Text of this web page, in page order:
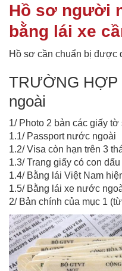
Hồ sơ người
bằng lái xe
Hồ sơ cần chuẩn bị được
TRƯỜNG
ngoài
1/ Photo 2 bản các giấy tờ
1.1/ Passport nước ngoài
1.2/ Visa còn hạn trên 3
1.3/ Trang giấy có con
1.4/ Bằng lái Việt Nam
1.5/ Bằng lái xe nước
2/ Bản chính của mục 1